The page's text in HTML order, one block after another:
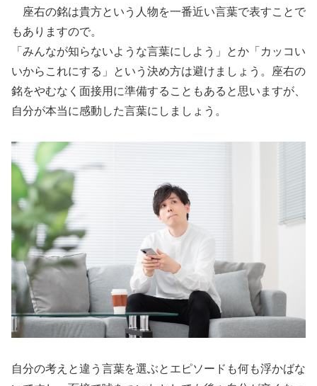
座右の銘は貴方という人物を一番近い言葉で表すことで
もありますので。
「みんなが知らないような言葉にしよう」とか「カッコい
いからこれにする」という決め方は避けましょう。座右の
銘をやむなく面接用に準備することもあると思いますが、
自分が本当に感動した言葉にしましょう。
自分の考えと違う言葉を選ぶとエピソードも何も浮かばな